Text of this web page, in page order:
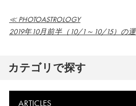
≪ PHOTOASTROLOGY
2019年10月前半（10/1～10/15）の運
カテゴリで探す
ARTICLES